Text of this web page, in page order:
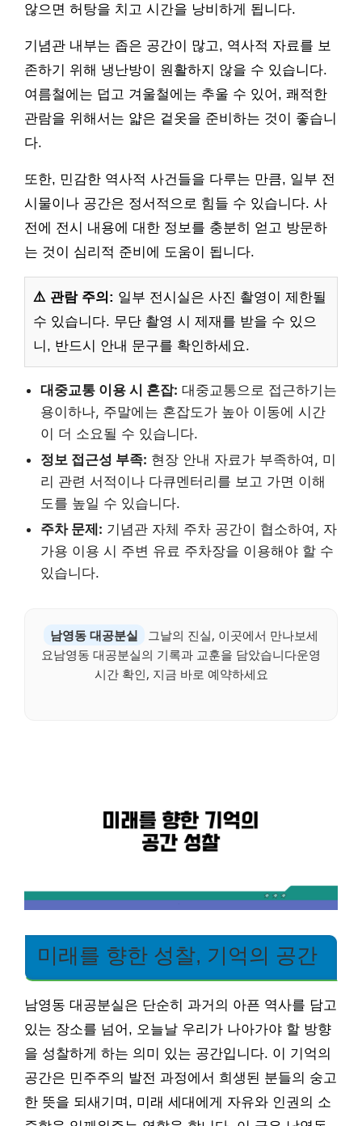
않으면 허탕을 치고 시간을 낭비하게 됩니다.
기념관 내부는 좁은 공간이 많고, 역사적 자료를 보
존하기 위해 냉난방이 원활하지 않을 수 있습니다.
여름철에는 덥고 겨울철에는 추울 수 있어, 쾌적한
관람을 위해서는 얇은 겉옷을 준비하는 것이 좋습니
다.
또한, 민감한 역사적 사건들을 다루는 만큼, 일부 전
시물이나 공간은 정서적으로 힘들 수 있습니다. 사
전에 전시 내용에 대한 정보를 충분히 얻고 방문하
는 것이 심리적 준비에 도움이 됩니다.
⚠️ 관람 주의: 일부 전시실은 사진 촬영이 제한될
수 있습니다. 무단 촬영 시 제재를 받을 수 있으
니, 반드시 안내 문구를 확인하세요.
대중교통 이용 시 혼잡: 대중교통으로 접근하기는
용이하나, 주말에는 혼잡도가 높아 이동에 시간
이 더 소요될 수 있습니다.
정보 접근성 부족: 현장 안내 자료가 부족하여, 미
리 관련 서적이나 다큐멘터리를 보고 가면 이해
도를 높일 수 있습니다.
주차 문제: 기념관 자체 주차 공간이 협소하여, 자
가용 이용 시 주변 유료 주차장을 이용해야 할 수
있습니다.
남영동 대공분실
그날의 진실, 이곳에서 만나보세
요남영동 대공분실의 기록과 교훈을 담았습니다운영
시간 확인, 지금 바로 예약하세요
미래를 향한 성찰, 기억의 공간
남영동 대공분실은 단순히 과거의 아픈 역사를 담고
있는 장소를 넘어, 오늘날 우리가 나아가야 할 방향
을 성찰하게 하는 의미 있는 공간입니다. 이 기억의
공간은 민주주의 발전 과정에서 희생된 분들의 숭고
한 뜻을 되새기며, 미래 세대에게 자유와 인권의 소